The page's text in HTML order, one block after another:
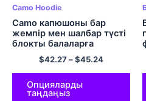
Camo Hoodie
Camo капюшоны бар
жемпір мен шалбар түсті
блокты балаларға
арналған капюшон
жиынтықтары
$42.27–$45.24
Опцияларды
таңдаңыз